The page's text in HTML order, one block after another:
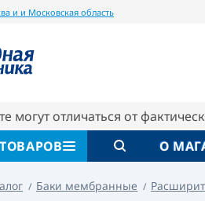
и и Московская область
могут отличаться от
О
Баки мембранные